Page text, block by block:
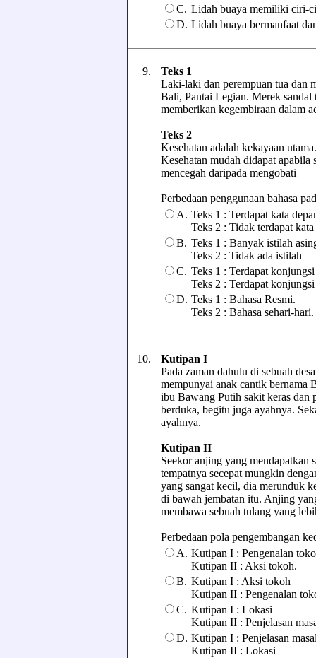
C. Lidah buaya memiliki ciri-
D. Lidah buaya bermanfaat
9.
Teks 1
Laki-laki dan perempuan tua dan
Bali, Pantai Legian. Merek
memberikan kegembiraan dalam
Teks 2
Kesehatan adalah kekayaan
Kesehatan mudah didapat
mencegah daripada mengobati
Perbedaan penggunaan bahasa
A. Teks 1 : Terdapat kata
Teks 2 : Tidak terdapat kata
B. Teks 1 : Banyak istilah
Teks 2 : Tidak ada istilah
C. Teks 1 : Terdapat
Teks 2 : Terdapat
D. Teks 1 : Bahasa Resmi.
Teks 2 : Bahasa sehari-hari.
10.
Kutipan I
Pada zaman dahulu di sebuah
mempunyai anak cantik bernama
ibu Bawang Putih sakit keras dan
berduka, begitu juga ayahnya.
ayahnya.
Kutipan II
Seekor anjing yang mendapatkan
tempatnya secepat mungkin
yang sangat kecil, dia merunduk
di bawah jembatan itu. Anjing
membawa sebuah tulang yang
Perbedaan pola pengembangan
A. Kutipan I : Pengenalan
Kutipan II : Aksi tokoh.
B. Kutipan I : Aksi tokoh
Kutipan II : Pengenalan
C. Kutipan I : Lokasi
Kutipan II : Penjelasan
D. Kutipan I : Penjelasan
Kutipan II : Lokasi